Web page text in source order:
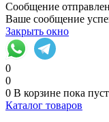
Сообщение
Ваше сообщение
Закрыть окно
0
0
0 В корзине пока
Каталог товаров